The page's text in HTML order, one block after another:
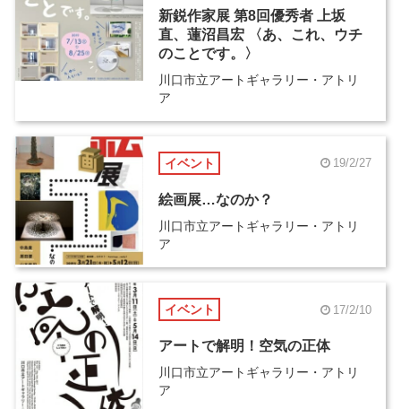
新鋭作家展 第8回優秀者 上坂
直、蓮沼昌宏 〈あ、これ、ウチ
のことです。〉
川口市立アートギャラリー・アトリ
ア
イベント 19/2/27
絵画展…なのか？
川口市立アートギャラリー・アトリ
ア
イベント 17/2/10
アートで解明！空気の正体
川口市立アートギャラリー・アトリ
ア